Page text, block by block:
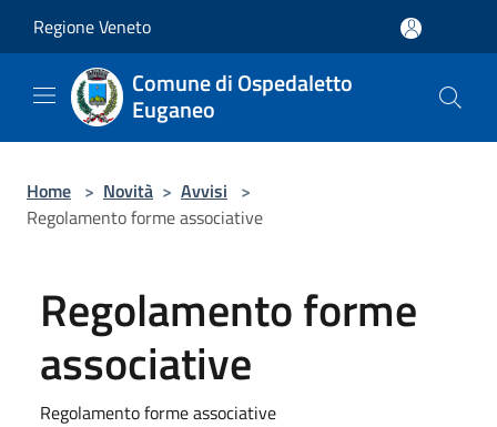
Regione Veneto
Comune di Ospedaletto
Euganeo
Home > Novità > Avvisi >
Regolamento forme associative
Regolamento forme
associative
Regolamento forme associative